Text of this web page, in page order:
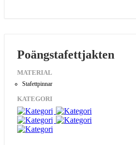
Poängstafettjakten
MATERIAL
Stafettpinnar
KATEGORI